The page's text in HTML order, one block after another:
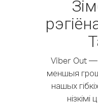
Viber Out —
меншыя
нашых
нізкімі